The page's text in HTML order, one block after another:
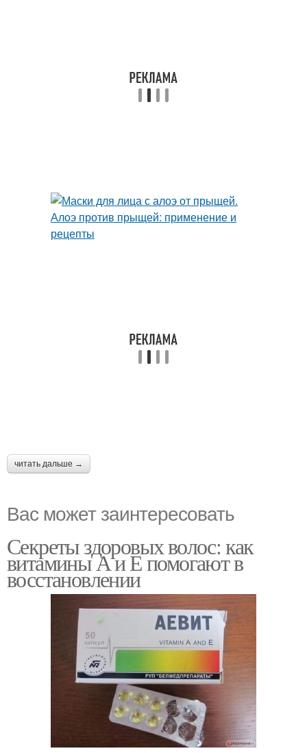
читать дальше →
Вас может заинтересовать
Секреты здоровых волос: как
витамины А и Е помогают в
восстановлении